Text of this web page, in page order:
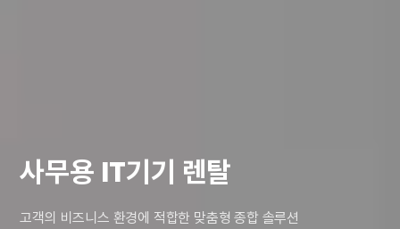
사무용 IT기기 렌탈
고객의 비즈니스 환경에 적합한 맞춤형 종합 솔루션